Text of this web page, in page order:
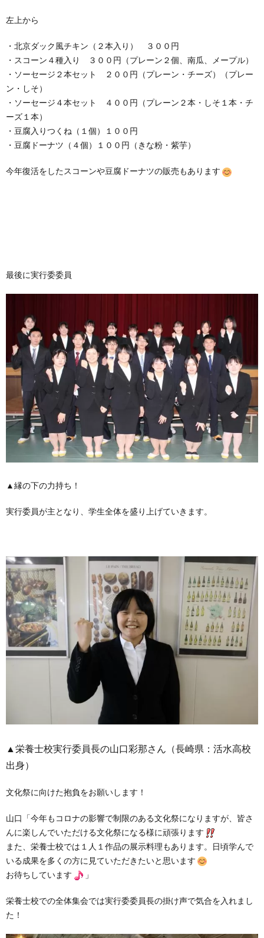
左上から
・北京ダック風チキン（２本入り） ３００円
・スコーン４種入り ３００円（プレーン２個、南瓜、メープル）
・ソーセージ２本セット ２００円（プレーン・チーズ）（プレー
ン・しそ）
・ソーセージ４本セット ４００円（プレーン２本・しそ１本・チ
ーズ１本）
・豆腐入りつくね（１個）１００円
・豆腐ドーナツ（４個）１００円（きな粉・紫芋）
今年復活をしたスコーンや豆腐ドーナツの販売もあります
最後に実行委委員
▲縁の下の力持ち！
実行委員が主となり、学生全体を盛り上げていきます。
▲栄養士校実行委員長の山口彩那さん（長崎県：活水高校
出身）
文化祭に向けた抱負をお願いします！
山口「今年もコロナの影響で制限のある文化祭になりますが、皆さ
んに楽しんでいただける文化祭になる様に頑張ります
また、栄養士校では１人１作品の展示料理もあります。日頃学んで
いる成果を多くの方に見ていただきたいと思います
お待ちしています
」
栄養士校での全体集会では実行委委員長の掛け声で気合を入れまし
た！